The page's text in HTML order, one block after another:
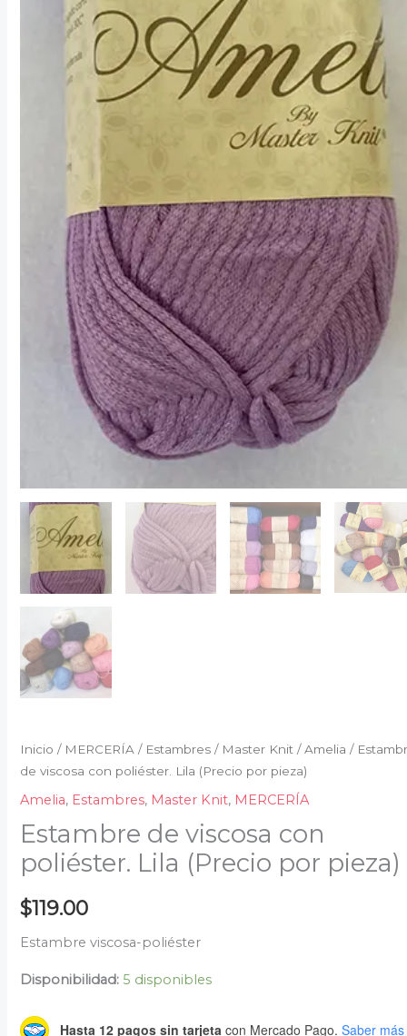
Inicio / MERCERÍA / Estambres / Master Knit /Amelia /
de viscosa con poliéster. Lila (Precio por pieza)
Amelia, Estambres, Master Knit, MERCERÍA
Estambre de viscosa con
poliéster. Lila (Precio por pieza)
$119.00
Estambre viscosa-poliéster
Disponibilidad: 5 disponibles
Hasta 12 pagos sin tarjeta con Mercado Pago. Saber más